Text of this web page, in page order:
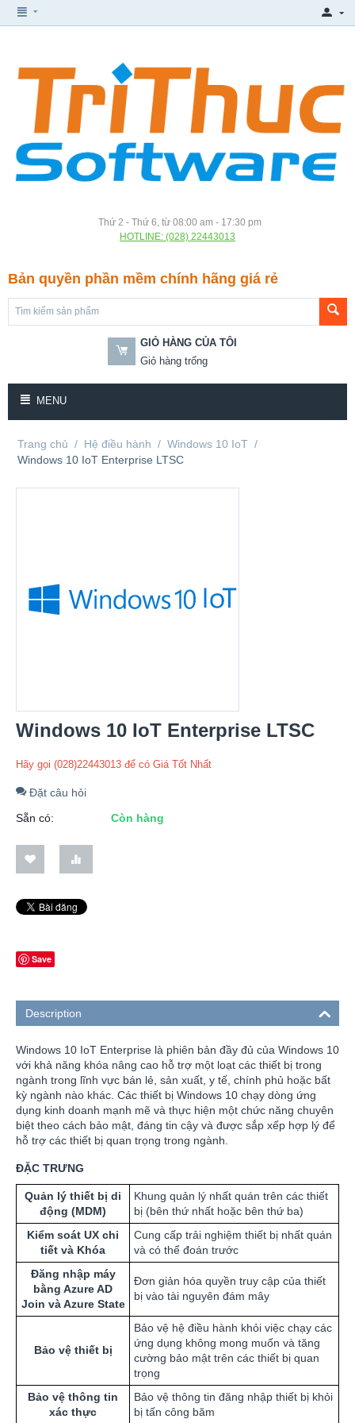
Thứ 2 - Thứ 6, từ 08:00 am - 17:30 pm
HOTLINE: (028) 22443013
Bản quyền phần mềm chính hãng giá rẻ
GIỎ HÀNG CỦA TÔI
Giỏ hàng trống
MENU
Trang chủ / Hệ điều hành / Windows 10 IoT /
Windows 10 IoT Enterprise LTSC
Windows 10 IoT Enterprise LTSC
Hãy gọi (028)22443013 để có Giá Tốt Nhất
Đặt câu hỏi
Sẵn có:
Còn hàng
Save
Description
Windows 10 IoT Enterprise là phiên bản đầy đủ của Windows 10
với khả năng khóa nâng cao hỗ trợ một loạt các thiết bị trong
ngành trong lĩnh vực bán lẻ, sản xuất, y tế, chính phủ hoặc bất
kỳ ngành nào khác. Các thiết bị Windows 10 chạy dòng ứng
dụng kinh doanh mạnh mẽ và thực hiện một chức năng chuyên
biệt theo cách bảo mật, đáng tin cậy và được sắp xếp hợp lý để
hỗ trợ các thiết bị quan trọng trong ngành.
ĐẶC TRƯNG
Quản lý thiết bị di
động (MDM)
Khung quản lý nhất quán trên các thiết
bị (bên thứ nhất hoặc bên thứ ba)
Kiểm soát UX chi
tiết và Khóa
Cung cấp trải nghiệm thiết bị nhất quán
và có thể đoán trước
Đăng nhập máy
bằng Azure AD
Join và Azure State
Đơn giản hóa quyền truy cập của thiết
bị vào tài nguyên đám mây
Bảo vệ thiết bị
Bảo vệ hệ điều hành khỏi việc chạy các
ứng dụng không mong muốn và tăng
cường bảo mật trên các thiết bị quan
trọng
Bảo vệ thông tin
xác thực
Bảo vệ thông tin đăng nhập thiết bị khỏi
bị tấn công băm